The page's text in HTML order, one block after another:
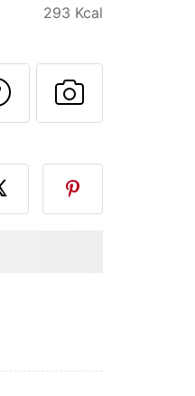
293 Kcal
receta a un
esta
Preguntar al
Publicar